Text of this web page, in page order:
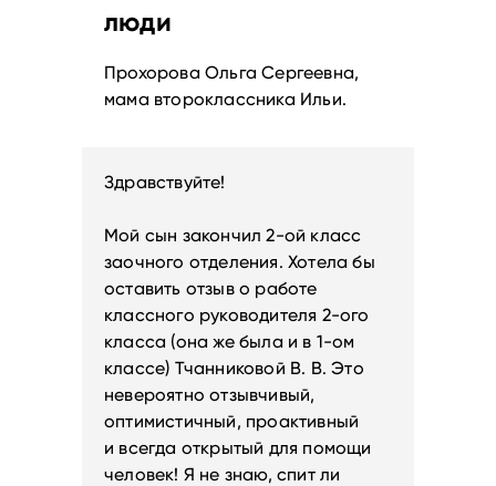
люди
Прохорова Ольга Сергеевна,
мама второклассника Ильи.
Здравствуйте!
Мой сын закончил 2-ой класс
заочного отделения. Хотела бы
оставить отзыв о работе
классного руководителя 2-ого
класса (она же была и в 1-ом
классе) Тчанниковой В. В. Это
невероятно отзывчивый,
оптимистичный, проактивный
и всегда открытый для помощи
человек! Я не знаю, спит ли